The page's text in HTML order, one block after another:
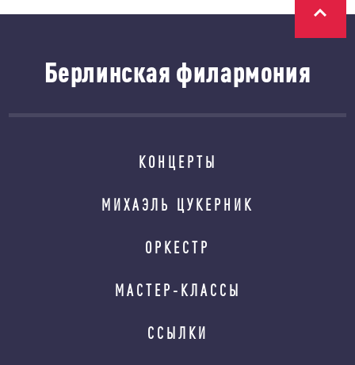
Берлинская филармония
КОНЦЕРТЫ
МИХАЭЛЬ ЦУКЕРНИК
ОРКЕСТР
МАСТЕР-КЛАССЫ
ССЫЛКИ